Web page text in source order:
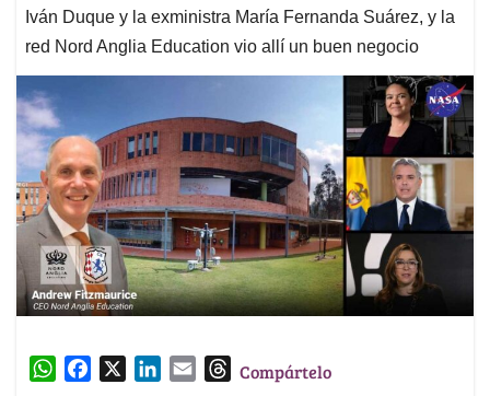
Iván Duque y la exministra María Fernanda Suárez, y la
red Nord Anglia Education vio allí un buen negocio
W
TCompártelo